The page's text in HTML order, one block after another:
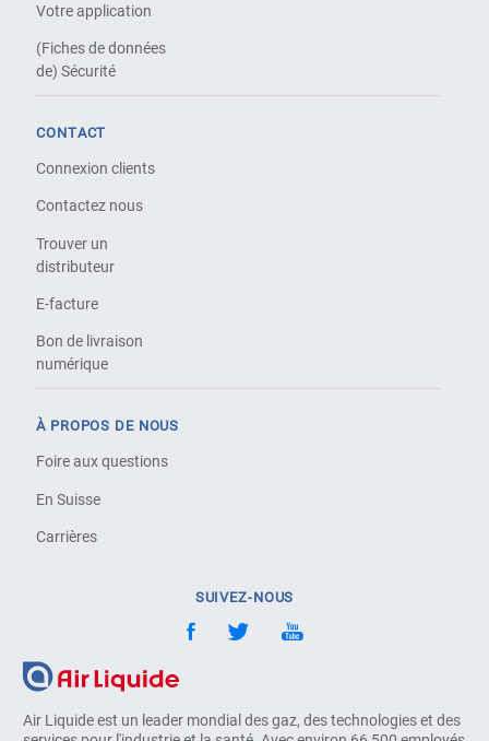
Air Liquide est un leader mondial des gaz, des technologies et des
Votre application
(Fiches de données
de) Sécurité
CONTACT
Connexion clients
Contactez nous
Trouver un
distributeur
E-facture
Bon de livraison
numérique
À PROPOS DE NOUS
Foire aux questions
En Suisse
Carrières
SUIVEZ-NOUS